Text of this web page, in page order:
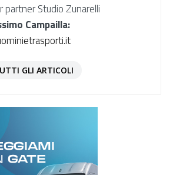
partner Studio Zunarelli
Campailla:
GLI ARTICOLI